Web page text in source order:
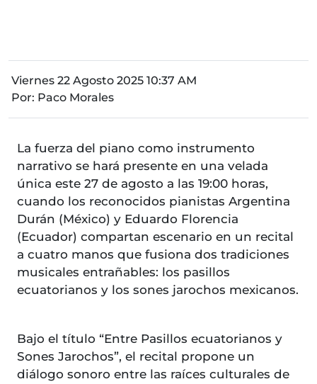
Viernes 22 Agosto 2025 10:37 AM
Por: Paco Morales
La fuerza del piano como instrumento
narrativo se hará presente en una velada
única este 27 de agosto a las 19:00 horas,
cuando los reconocidos pianistas Argentina
Durán (México) y Eduardo Florencia
(Ecuador) compartan escenario en un recital
a cuatro manos que fusiona dos tradiciones
musicales entrañables: los pasillos
ecuatorianos y los sones jarochos mexicanos.
Bajo el título “Entre Pasillos ecuatorianos y
Sones Jarochos”, el recital propone un
diálogo sonoro entre las raíces culturales de